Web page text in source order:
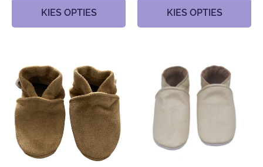
KIES OPTIES KIES OPTIES